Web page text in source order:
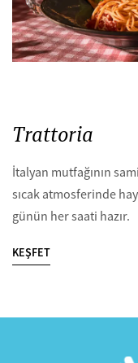
Trattoria
İtalyan mutfağının
sıcak atmosferinde
günün her saati hazır.
KEŞFET